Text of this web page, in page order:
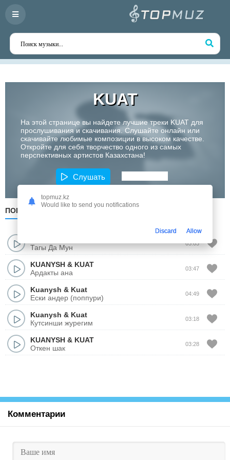
KUAT
На этой странице вы найдете лучшие треки KUAT для
прослушивания и скачивания. Слушайте онлайн или
скачивайте любимые композиции в высоком качестве.
Откройте для себя творчество одного из самых
перспективных артистов Казахстана!
Слушать
ПОПУЛЯРНЫЕ ПО ДАТЕ
Тагы Да Мун
03:03
KUANYSH & KUAT
Ардакты ана
03:47
Kuanysh & Kuat
Ески андер (поппури)
04:49
Kuanysh & Kuat
Кутсинши журегим
03:18
KUANYSH & KUAT
Откен шак
03:28
Комментарии
topmuz.kz
Would like to send you notifications
Discard Allow